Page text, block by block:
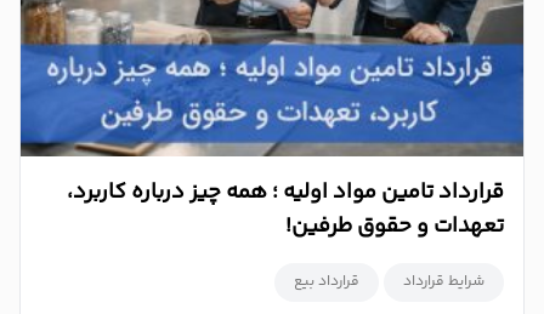
قرارداد تامین مواد اولیه ؛ همه چیز درباره کاربرد،
تعهدات و حقوق طرفین!
شرایط قرارداد قرارداد بیع